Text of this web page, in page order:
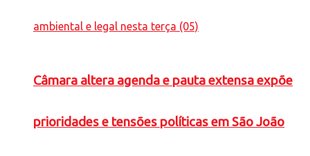
Câmara altera agenda e pauta extensa expõe
prioridades e tensões políticas em São João